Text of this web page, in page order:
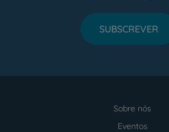
SUBSCREVER
Sobre nós
Eventos